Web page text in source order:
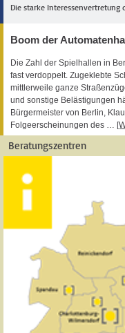
Die starke Interessenvertretung
Boom der
Die Zahl der Spielhallen in
fast verdoppelt. Zugeklebte
mittlerweile ganze
und sonstige Belästigungen
Bürgermeister von Berlin,
Folgeerscheinungen des …
Beratungszentren